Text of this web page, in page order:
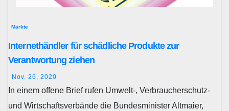
Märkte
Internethändler für schädliche Produkte zur
Verantwortung ziehen
Nov. 26, 2020
In einem offene Brief rufen Umwelt-, Verbraucherschutz-
und Wirtschaftsverbände die Bundesminister Altmaier,